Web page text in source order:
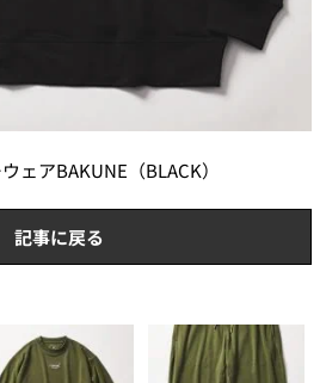
アBAKUNE（BLACK）
記事に戻る